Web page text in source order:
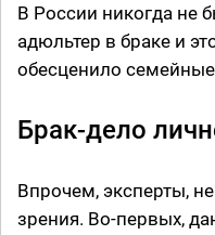
В России никогда не
адюльтер в браке и
обесценило
Брак-дело
Впрочем, эксперты,
зрения. Во-первых,